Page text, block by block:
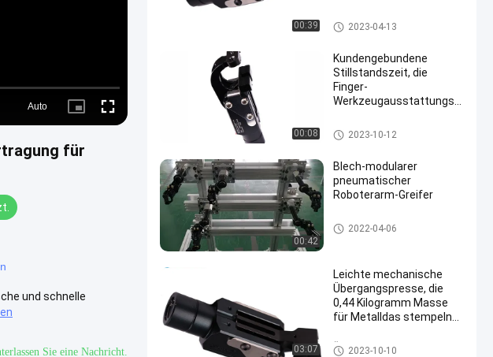
Auto
Picture- Fullscreen
für
und schnelle
Sie eine Nachricht.
00:39
Finger-Werkzeugausstattungs
-Übertragung
2023-04-13
00:08
Kundengebundene
Stillstandszeit, die
Finger-
Werkzeugausstattungs-
verringert
Finger-Werkzeugausstattungs
-Übertragung
2023-10-12
00:42
Blech-modularer
pneumatischer
Roboterarm-Greifer
Drücken Sie Greifer
2022-04-06
03:07
Leichte mechanische
Übergangspresse, die
0,44 Kilogramm Masse
für Metalldas stempeln
Übergangspresse-Werkzeugau
2023-10-10